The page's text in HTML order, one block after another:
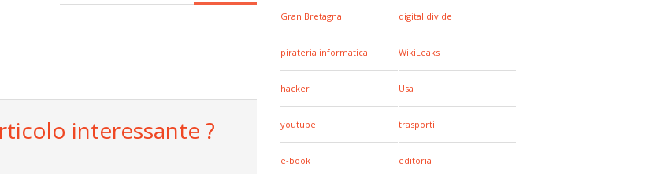
Gran Bretagna digital divide
pirateria informatica WikiLeaks
hacker Usa
youtube trasporti
e-book editoria
interessante ?